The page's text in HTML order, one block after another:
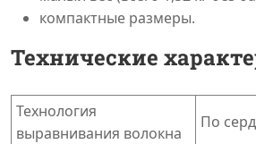
компактные размеры.
Технические
Технология
выравнивания волокна
По